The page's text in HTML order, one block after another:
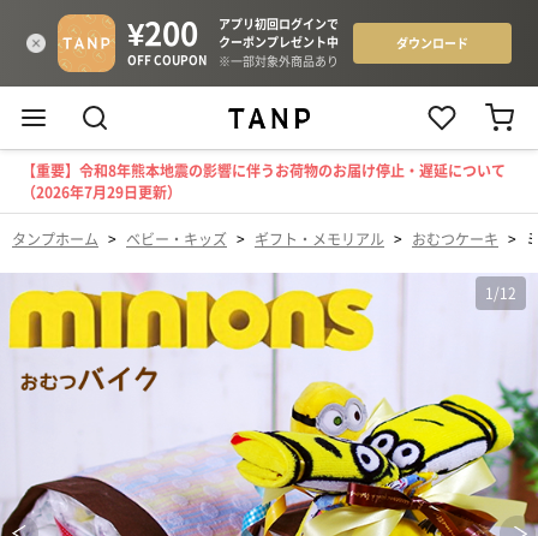
【重要】令和8年熊本地震の影響に伴うお荷物のお届け停止・遅延について
（2026年7月29日更新）
タンプホーム > ベビー・キッズ > ギフト・メモリアル > おむつケーキ >
1 /12